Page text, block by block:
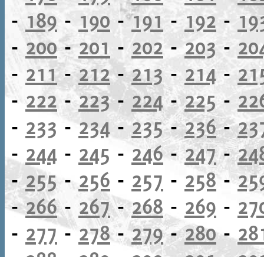
- 189 - 190 -191- 192 -
- 200-201 - 202-203 -
- 211-212-213 - 214-
- 222 -223- 224-225-
- 233 -234 -235-236-
- 244 - 245 - 246-247-
-255- 256 - 257 - 258-
-266- 267-268 - 269 -
- 277-278-279-280-